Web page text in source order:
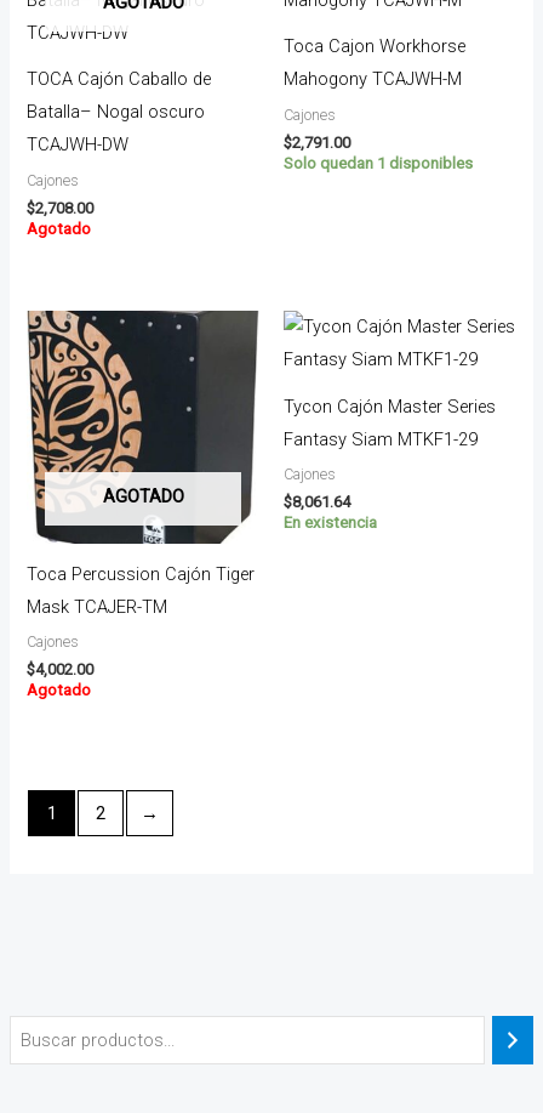
TOCA Cajón Caballo de
Batalla– Nogal oscuro
TCAJWH-DW
Cajones
$2,708.00
Agotado
Toca Cajon Workhorse
Mahogony TCAJWH-M
Cajones
$2,791.00
Solo quedan 1 disponibles
AGOTADO
Toca Percussion Cajón Tiger
Mask TCAJER-TM
Cajones
$4,002.00
Agotado
Tycon Cajón Master Series
Fantasy Siam MTKF1-29
Cajones
$8,061.64
En existencia
1 2 →